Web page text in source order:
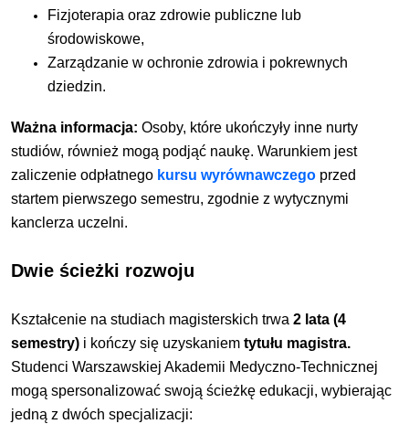
Fizjoterapia oraz zdrowie publiczne lub
środowiskowe,
Zarządzanie w ochronie zdrowia i pokrewnych
dziedzin.
Ważna informacja:Osoby, które ukończyły inne nurty
studiów, również mogą podjąć naukę. Warunkiem jest
zaliczenie odpłatnego kursu wyrównawczego przed
startem pierwszego semestru, zgodnie z wytycznymi
kanclerza uczelni.
Dwie ścieżki rozwoju
Kształcenie na studiach magisterskich trwa2 lata (4
semestry) i kończy się uzyskaniemtytułu magistra.
Studenci Warszawskiej Akademii Medyczno-Technicznej
mogą spersonalizować swoją ścieżkę edukacji, wybierając
jedną z dwóch specjalizacji: